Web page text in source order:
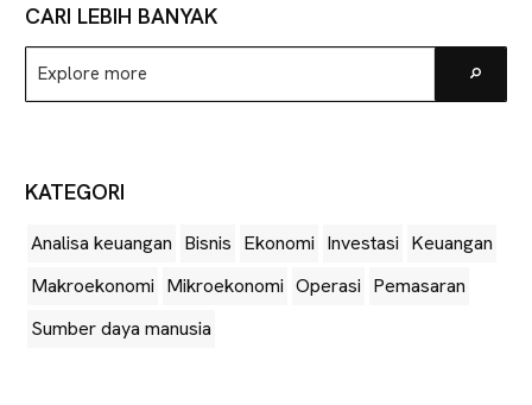
CARI LEBIH BANYAK
Explore
more
KATEGORI
Analisa keuangan Bisnis Ekonomi Investasi Keuangan
Makroekonomi Mikroekonomi Operasi Pemasaran
Sumber daya manusia